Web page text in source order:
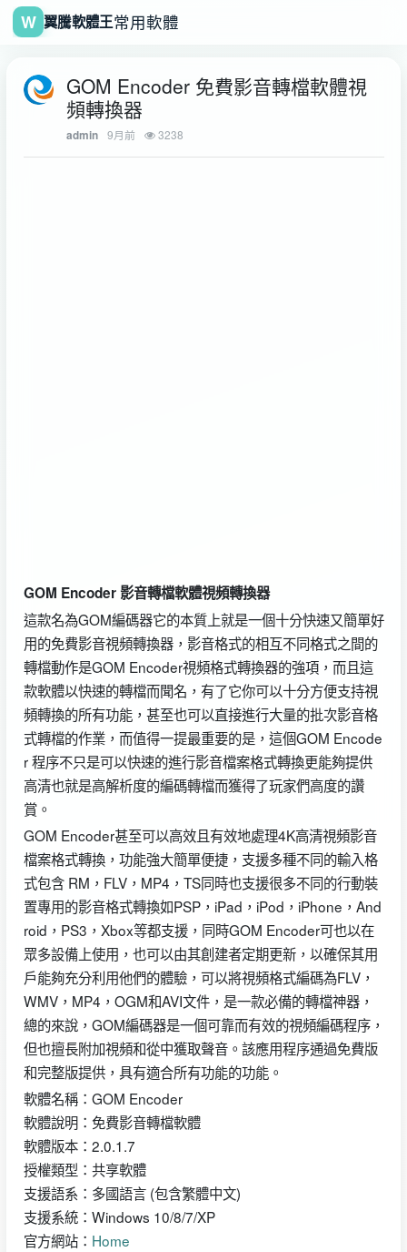
W 翼騰軟體王常用軟體
GOM Encoder 免費影音轉檔軟體視
頻轉換器
admin 9月前 3238
GOM Encoder 影音轉檔軟體視頻轉換器
這款名為GOM編碼器它的本質上就是一個十分快速又簡單好
用的免費影音視頻轉換器，影音格式的相互不同格式之間的
轉檔動作是GOM Encoder視頻格式轉換器的強項，而且這
款軟體以快速的轉檔而聞名，有了它你可以十分方便支持視
頻轉換的所有功能，甚至也可以直接進行大量的批次影音格
式轉檔的作業，而值得一提最重要的是，這個GOM Encode
r 程序不只是可以快速的進行影音檔案格式轉換更能夠提供
高清也就是高解析度的編碼轉檔而獲得了玩家們高度的讚
賞。
GOM Encoder甚至可以高效且有效地處理4K高清視頻影音
檔案格式轉換，功能強大簡單便捷，支援多種不同的輸入格
式包含 RM，FLV，MP4，TS同時也支援很多不同的行動裝
置專用的影音格式轉換如PSP，iPad，iPod，iPhone，And
roid，PS3，Xbox等都支援，同時GOM Encoder可也以在
眾多設備上使用，也可以由其創建者定期更新，以確保其用
戶能夠充分利用他們的體驗，可以將視頻格式編碼為FLV，
WMV，MP4，OGM和AVI文件，是一款必備的轉檔神器，
總的來說，GOM編碼器是一個可靠而有效的視頻編碼程序，
但也擅長附加視頻和從中獲取聲音。該應用程序通過免費版
和完整版提供，具有適合所有功能的功能。
軟體名稱：GOM Encoder
軟體說明：免費影音轉檔軟體
軟體版本：2.0.1.7
授權類型：共享軟體
支援語系：多國語言 (包含繁體中文)
支援系統：Windows 10/8/7/XP
官方網站： Home